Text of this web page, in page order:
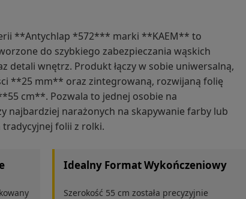
**Antychlap *572*** marki **KAEM** to
do szybkiego zabezpieczania wąskich
detali wnętrz. Produkt łączy w sobie uniwersalną,
**25 mm** oraz zintegrowaną, rozwijaną folię
cm**. Pozwala to jednej osobie na
najbardziej narażonych na skapywanie farby lub
folii z rolki.
Idealny Format Wykończeniowy
Szerokość 55 cm została precyzyjnie